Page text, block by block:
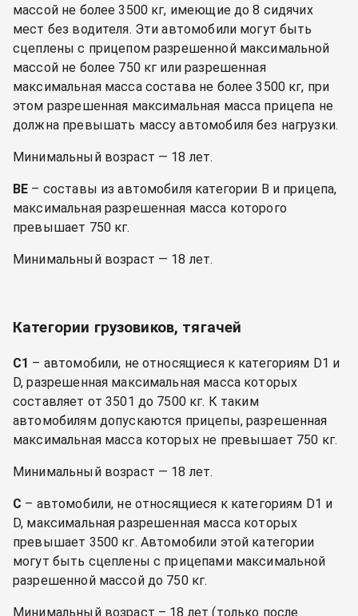
массой не более 3500 кг, имеющие до 8 сидячих
мест без водителя. Эти автомобили могут быть
сцеплены с прицепом разрешенной максимальной
массой не более 750 кг или разрешенная
максимальная масса состава не более 3500 кг, при
этом разрешенная максимальная масса прицепа не
должна превышать массу автомобиля без нагрузки.
Минимальный возраст — 18 лет.
BE – составы из автомобиля категории B и прицепа,
максимальная разрешенная масса которого
превышает 750 кг.
Минимальный возраст — 18 лет.
Категории грузовиков, тягачей
C1 – автомобили, не относящиеся к категориям D1 и
D, разрешенная максимальная масса которых
составляет от 3501 до 7500 кг. К таким
автомобилям допускаются прицепы, разрешенная
максимальная масса которых не превышает 750 кг.
Минимальный возраст — 18 лет.
C – автомобили, не относящиеся к категориям D1 и
D, максимальная разрешенная масса которых
превышает 3500 кг. Автомобили этой категории
могут быть сцеплены с прицепами максимальной
разрешенной массой до 750 кг.
Минимальный возраст – 18 лет (только после